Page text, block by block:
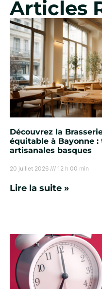
Articles
Découvrez la
équitable à Bayonne
artisanales basques
20 juillet 2026 12 h 00 min
Lire la suite »